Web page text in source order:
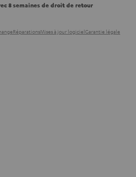
8 semaines de droit de retour
RéparationsMises à jour logicielGarantie légale